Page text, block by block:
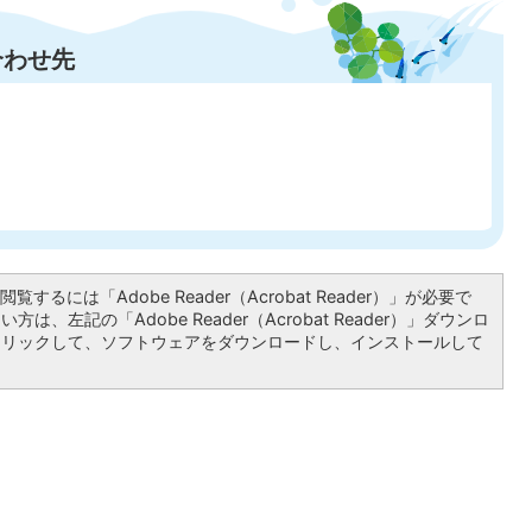
せ先
覧するには「Adobe Reader（Acrobat Reader）」が必要で
方は、左記の「Adobe Reader（Acrobat Reader）」ダウンロ
ックして、ソフトウェアをダウンロードし、インストールして